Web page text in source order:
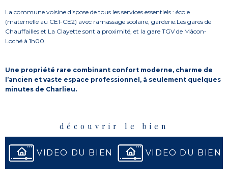
La commune voisine dispose de tous les services essentiels : école
(maternelle au CE1-CE2) avec ramassage scolaire, garderie.Les gares de
Chauffailles et La Clayette sont a proximité, et la gare TGV de Mâcon-
Loché à 1h00.
Une propriété rare combinant confort moderne, charme de
l’ancien et vaste espace professionnel, à seulement quelques
minutes de Charlieu.
découvrir le bien
VIDEO DU BIEN VIDEO DU BIEN